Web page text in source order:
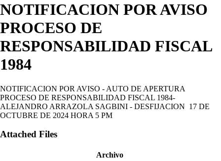
NOTIFICACION POR AVISO
PROCESO DE
RESPONSABILIDAD FISCAL
1984
NOTIFICACION POR AVISO - AUTO DE APERTURA
PROCESO DE RESPONSABILIDAD FISCAL 1984-
ALEJANDRO ARRAZOLA SAGBINI - DESFIJACION 17 DE
OCTUBRE DE 2024 HORA 5 PM
Attached Files
Archivo